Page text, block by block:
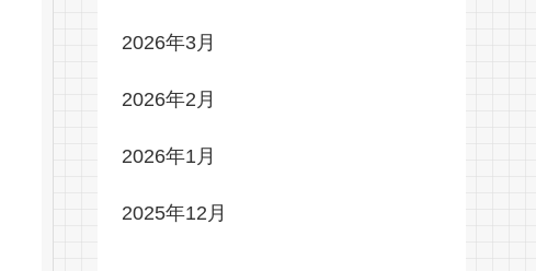
2026年3月
2026年2月
2026年1月
2025年12月